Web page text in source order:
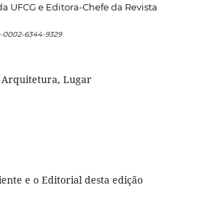
UFCG e Editora-Chefe da Revista
0002-6344-9329
Arquitetura, Lugar
e o Editorial desta edição